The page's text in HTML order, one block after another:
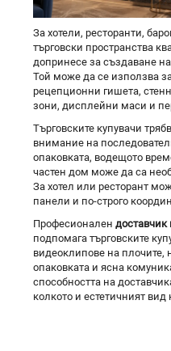
За хотели, ресторанти,
търговски пространства
допринесе за създаване
Той може да се използва
рецепционни гишета,
зони, дисплейни маси и
Търговските купувачи
внимание на
опаковката, водещото
частен дом може да са
За хотел или ресторант
панели и по-строго
Професионален доставчик
подпомага търговските
видеоклипове на плочите,
опаковката и ясна
способността на
колкото и естетичният